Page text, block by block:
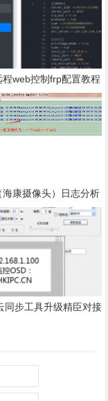
程web控制frp配置教程
海康摄像头）日志分析
取流设备和时间修改日
同步工具升级精臣对接